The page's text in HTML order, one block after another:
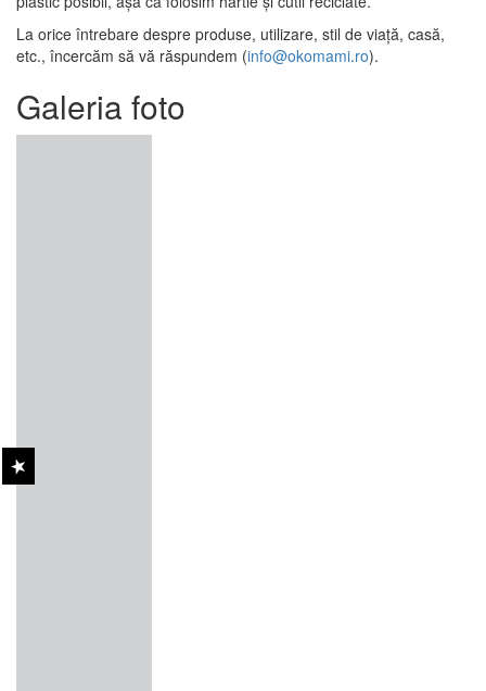
La orice întrebare despre produse, utilizare, stil de viață, casă,
etc., încercăm să vă răspundem (info@okomami.ro).
Galeria foto